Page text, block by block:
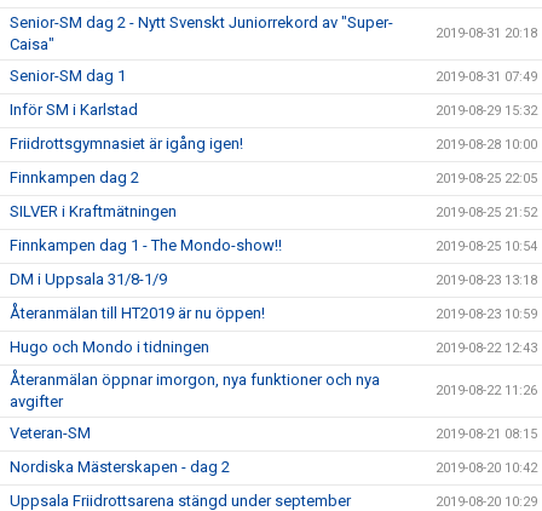
Senior-SM dag 2 - Nytt Svenskt Juniorrekord av "Super-
Caisa"
2019-08-31 20:18
Senior-SM dag 1 2019-08-31 07:49
Inför SM i Karlstad 2019-08-29 15:32
Friidrottsgymnasiet är igång igen! 2019-08-28 10:00
Finnkampen dag 2 2019-08-25 22:05
SILVER i Kraftmätningen 2019-08-25 21:52
Finnkampen dag 1 - The Mondo-show!! 2019-08-25 10:54
DM i Uppsala 31/8-1/9 2019-08-23 13:18
Återanmälan till HT2019 är nu öppen! 2019-08-23 10:59
Hugo och Mondo i tidningen 2019-08-22 12:43
Återanmälan öppnar imorgon, nya funktioner och nya
avgifter
2019-08-22 11:26
Veteran-SM 2019-08-21 08:15
Nordiska Mästerskapen - dag 2 2019-08-20 10:42
Uppsala Friidrottsarena stängd under september 2019-08-20 10:29